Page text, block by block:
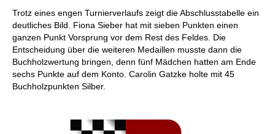
Trotz eines engen Turnierverlaufs zeigt die Abschlusstabelle ein
deutliches Bild. Fiona Sieber hat mit sieben Punkten einen
ganzen Punkt Vorsprung vor dem Rest des Feldes. Die
Entscheidung über die weiteren Medaillen musste dann die
Buchholzwertung bringen, denn fünf Mädchen hatten am Ende
sechs Punkte auf dem Konto. Carolin Gatzke holte mit 45
Buchholzpunkten Silber.